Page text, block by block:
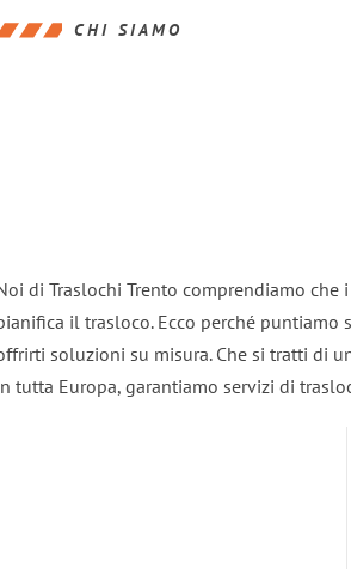
CHI SIAMO
di Traslochi Trento comprendiamo
il trasloco. Ecco perché puntiamo
soluzioni su misura. Che si tratti di
tutta Europa, garantiamo servizi di